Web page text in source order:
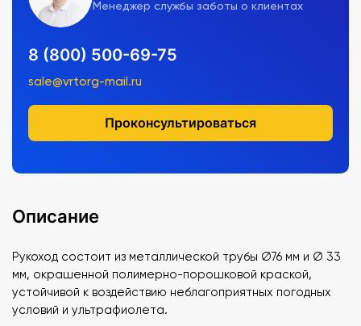
Менеджер службы заботы о клиентах
8 (800) 500-69-75
sale@vrtorg-mail.ru
Проконсультироваться
Описание
Рукоход состоит из металлической трубы Ø76 мм и Ø 33
мм, окрашенной полимерно-порошковой краской,
устойчивой к воздействию неблагоприятных погодных
условий и ультрафиолета.